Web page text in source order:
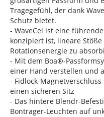
Tragegefühl, der dank
Schutz bietet.
- WaveCel ist eine
konzipiert ist, lineare
Rotationsenergie zu
- Mit dem Boa®-
einer Hand verstellen und
- Fidlock-
einen sicheren Sitz
- Das hintere Blendr-
Bontrager-Leuchten auf